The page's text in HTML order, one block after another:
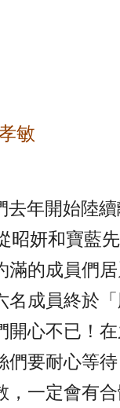
敏
去年開始陸
昭妍和寶藍
滿的成員們
名成員終於
心不已！
們要耐心等
，一定會有